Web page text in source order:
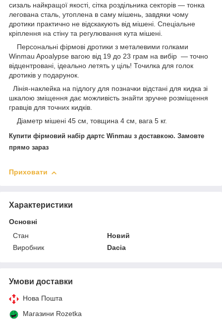
сизаль найкращої якості, сітка роздільника секторів — тонка
легована сталь, утоплена в саму мішень, завдяки чому
дротики практично не відскакують від мішені. Спеціальне
кріплення на стіну та регулювання кута мішені.
Персональні фірмові дротики з металевими голками
Winmau Apoalypse вагою від 19 до 23 грам на вибір — точно
відцентровані, ідеально летять у ціль! Точилка для голок
дротиків у подарунок.
Лінія-наклейка на підлогу для позначки відстані для кидка зі
шкалою зміщення дає можливість знайти зручне розміщення
гравців для точних кидків.
Діаметр мішені 45 см, товщина 4 см, вага 5 кг.
Купити фірмовий набір дартс Winmau з доставкою. Замовте
прямо зараз
Приховати
Характеристики
Основні
Стан
Новий
Виробник
Dacia
Умови доставки
Нова Пошта
Магазини Rozetka